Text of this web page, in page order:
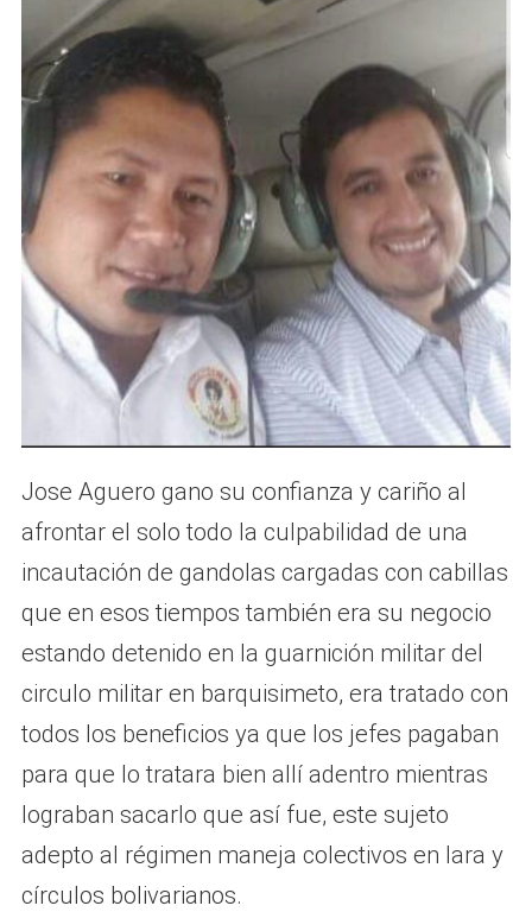
Jose Aguero gano su confianza y cariño al
afrontar el solo todo la culpabilidad de una
incautación de gandolas cargadas con cabillas
que en esos tiempos también era su negocio
estando detenido en la guarnición militar del
circulo militar en barquisimeto, era tratado con
todos los beneficios ya que los jefes pagaban
para que lo tratara bien allí adentro mientras
lograban sacarlo que así fue, este sujeto
adepto al régimen maneja colectivos en lara y
círculos bolivarianos.